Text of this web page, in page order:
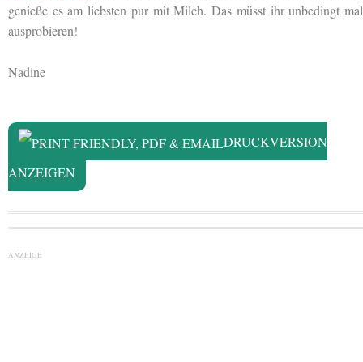
genieße es am liebsten pur mit Milch. Das müsst ihr unbedingt mal
ausprobieren!
Nadine
DRUCKVERSION
ANZEIGEN
ANZEIGE